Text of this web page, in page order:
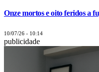
Onze mortos e oito feridos a
10/07/26 - 10:14
publicidade